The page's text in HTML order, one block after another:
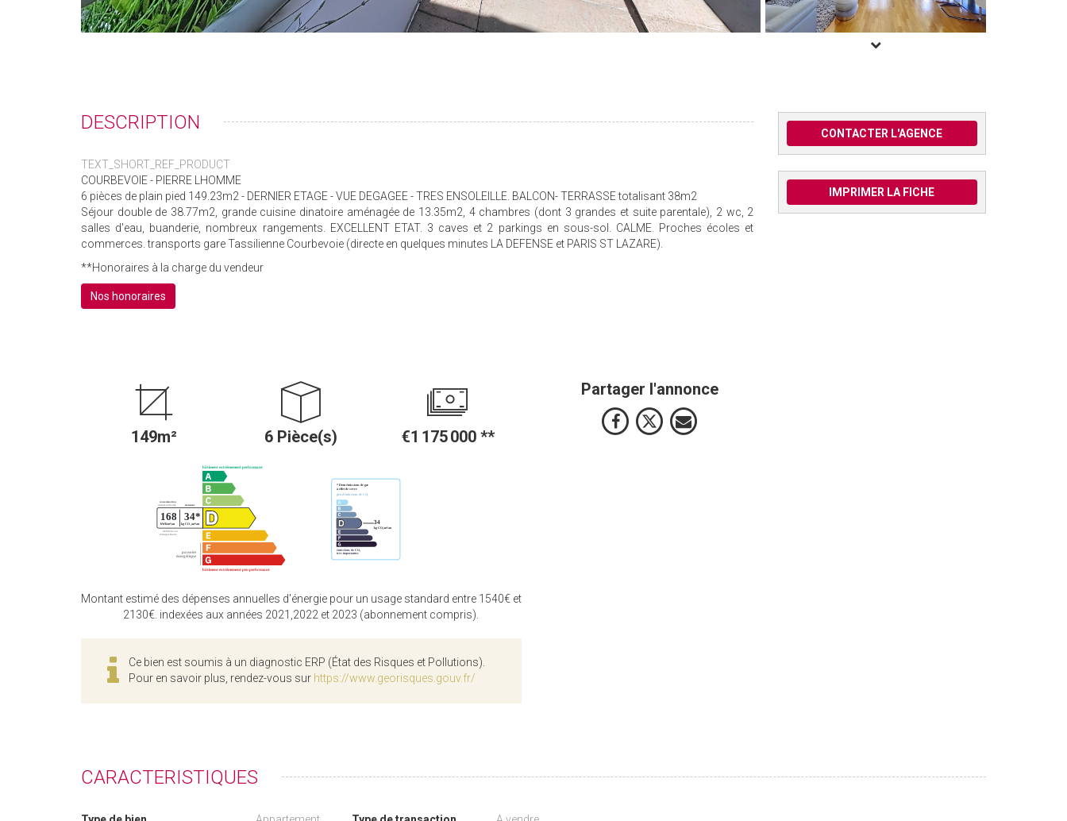
DESCRIPTION
TEXT_SHORT_REF_PRODUCT
COURBEVOIE - PIERRE LHOMME
6 pièces de plain pied 149.23m2 - DERNIER ETAGE - VUE DEGAGEE - TRES ENSOLEILLE. BALCON- TERRASSE totalisant 38m2
Séjour double de 38.77m2, grande cuisine dinatoire aménagée de 13.35m2, 4 chambres (dont 3 grandes et suite parentale), 2 wc, 2
salles d'eau, buanderie, nombreux rangements. EXCELLENT ETAT. 3 caves et 2 parkings en sous-sol. CALME. Proches écoles et
commerces. transports gare Tassilienne Courbevoie (directe en quelques minutes LA DEFENSE et PARIS ST LAZARE).
**Honoraires à la charge du vendeur
Nos honoraires
149m² 6 Pièce(s) €1 175 000**
Montant estimé des dépenses annuelles d'énergie pour un usage standard entre 1540€ et
2130€. indexées aux années 2021,2022 et 2023 (abonnement compris).
Ce bien est soumis à un diagnostic ERP (État des Risques et Pollutions).
Pour en savoir plus, rendez-vous sur https://www.georisques.gouv.fr/
Partager l'annonce
CONTACTER L'AGENCE
IMPRIMER LA FICHE
CARACTERISTIQUES